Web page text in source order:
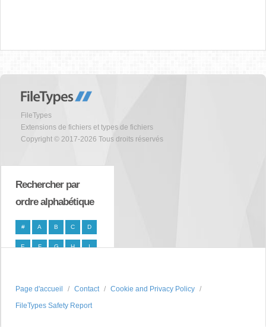
FileTypes
Extensions de fichiers et types de fichiers
Copyright © 2017-2026 Tous droits réservés
Rechercher par
ordre alphabétique
# A B C D
E F G H I
P S
T U V W X
Page d'accueil Contact
Cookie and Privacy Policy
FileTypes Safety Report